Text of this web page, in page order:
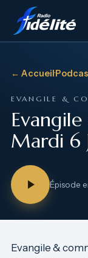
← Accueil·
EVANGILE &
Mardi 6
Épisode
Evangile &